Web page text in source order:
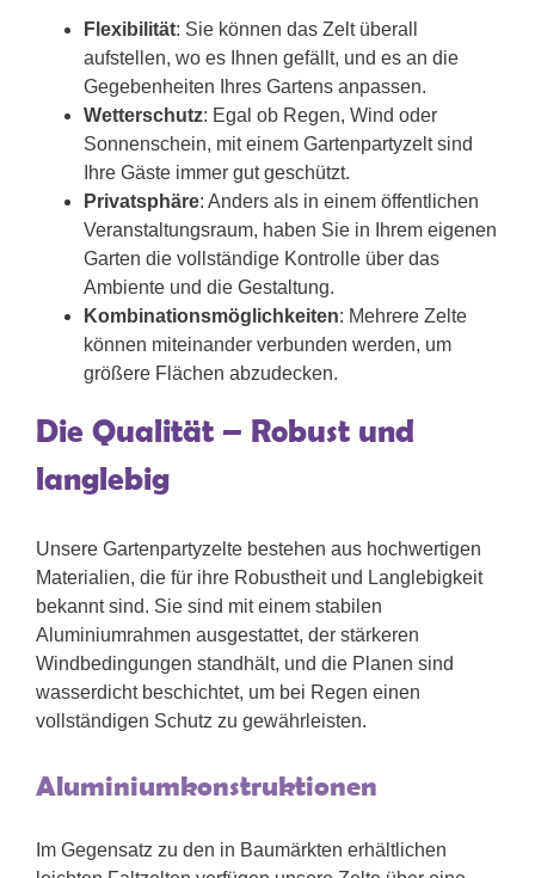
Flexibilität: Sie können das Zelt überall
aufstellen, wo es Ihnen gefällt, und es an die
Gegebenheiten Ihres Gartens anpassen.
Wetterschutz: Egal ob Regen, Wind oder
Sonnenschein, mit einem Gartenpartyzelt sind
Ihre Gäste immer gut geschützt.
Privatsphäre: Anders als in einem öffentlichen
Veranstaltungsraum, haben Sie in Ihrem eigenen
Garten die vollständige Kontrolle über das
Ambiente und die Gestaltung.
Kombinationsmöglichkeiten: Mehrere Zelte
können miteinander verbunden werden, um
größere Flächen abzudecken.
Die Qualität – Robust und
langlebig
Unsere Gartenpartyzelte bestehen aus hochwertigen
Materialien, die für ihre Robustheit und Langlebigkeit
bekannt sind. Sie sind mit einem stabilen
Aluminiumrahmen ausgestattet, der stärkeren
Windbedingungen standhält, und die Planen sind
wasserdicht beschichtet, um bei Regen einen
vollständigen Schutz zu gewährleisten.
Aluminiumkonstruktionen
Im Gegensatz zu den in Baumärkten erhältlichen